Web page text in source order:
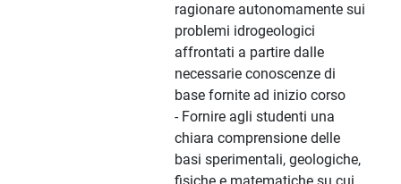
ragionare autonomamente sui
problemi idrogeologici
affrontati a partire dalle
necessarie conoscenze di
base fornite ad inizio corso
- Fornire agli studenti una
chiara comprensione delle
basi sperimentali, geologiche,